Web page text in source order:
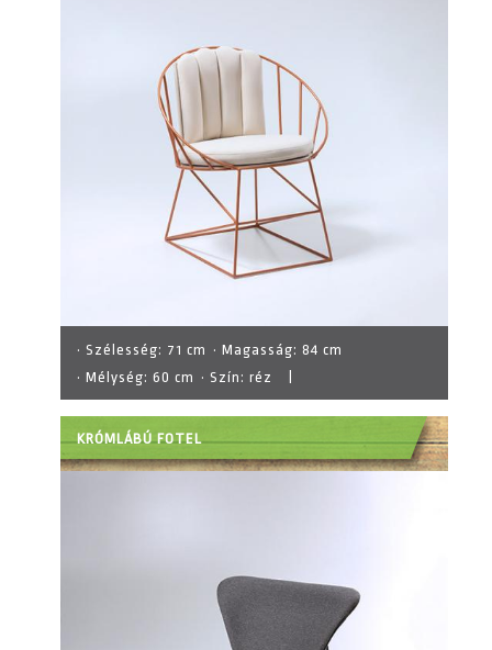
· Szélesség: 71 cm · Magasság: 84 cm
· Mélység: 60 cm · Szín: réz
KRÓMLÁBÚ FOTEL